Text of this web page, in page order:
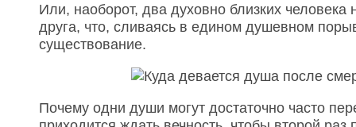
Или, наоборот, два духовно близких
друга, что, сливаясь в едином душевном
существование.
Почему одни души могут достаточно часто